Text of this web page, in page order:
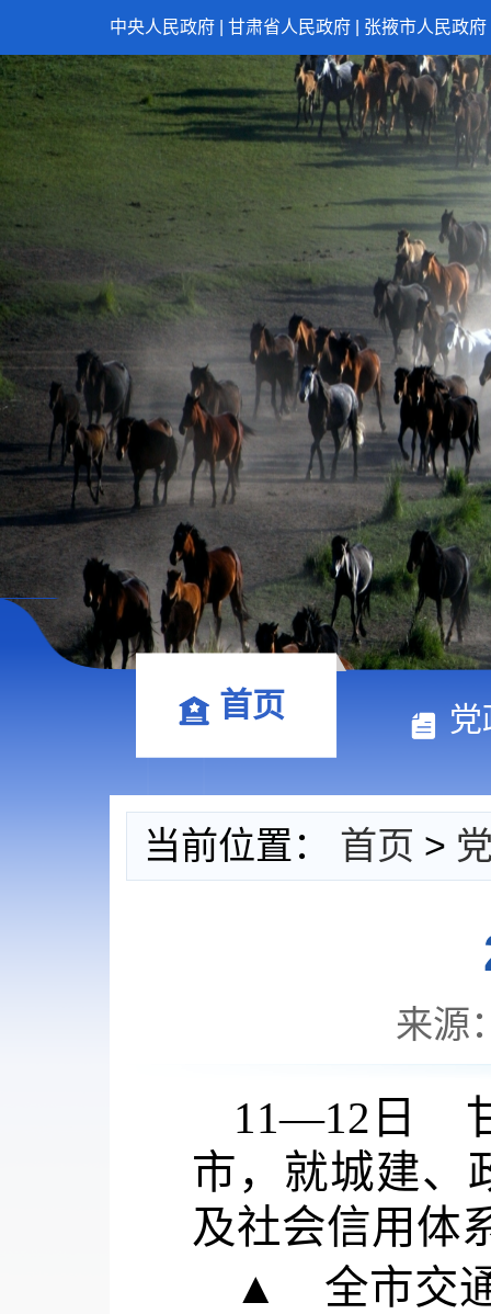
中央人民政府 甘肃省人民政府 张掖市人民政府
首页 党
当前位置： 首页 >
来源
11—12日
市，就城建、
及社会信用体
▲ 全市交通